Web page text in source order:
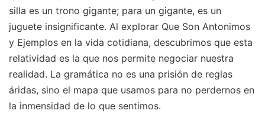
silla es un trono gigante; para un gigante, es un
juguete insignificante. Al explorar Que Son Antonimos
y Ejemplos en la vida cotidiana, descubrimos que esta
relatividad es la que nos permite negociar nuestra
realidad. La gramática no es una prisión de reglas
áridas, sino el mapa que usamos para no perdernos en
la inmensidad de lo que sentimos.